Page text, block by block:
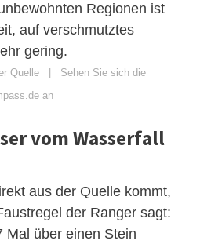
Regionen ist
auf verschmutztes
gering.
Quelle
Sehen Sie sich die
an
vom Wasserfall
aus der Quelle kommt,
der Ranger sagt:
Mal über einen Stein